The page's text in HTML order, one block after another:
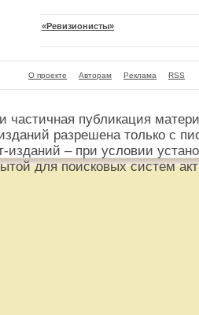
«Ревизионисты»
О проекте Авторам Реклама RSS
частичная публикация
разрешена только с
изданий – при условии
для поисковых систем